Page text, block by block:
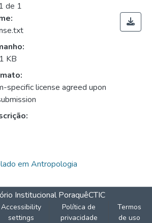
de 1
KB
specific license agreed upon
em Antropologia
Institucional PoraquêCTIC
Accessibility
settings
Política de
privacidade
Termos
de uso